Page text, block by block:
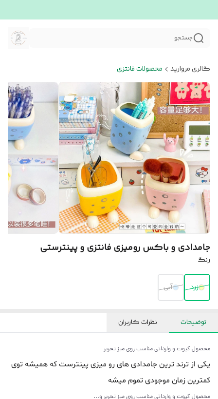
جستجو
گالری مروارید محصولات فانتزی
جامدادی و باکس رومیزی فانتزی و پینترستی
رنگ
زرد آبی
توضیحات نظرات کاربران
محصول کیوت و وارداتی مناسب روی میز تحریر
یکی از ترند ترین جامدادی های رو میزی پینترست که همیشه توی
کمترین زمان موجودی تموم میشه
محصول کیوت و وارداتی مناسب روی میز تحریر و...